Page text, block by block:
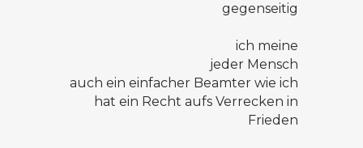
gegenseitig
ich meine
jeder Mensch
auch ein einfacher Beamter wie ich
hat ein Recht aufs Verrecken in
Frieden